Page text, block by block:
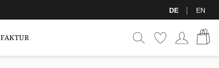
DE | EN
Einloggen